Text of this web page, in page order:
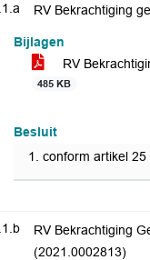
RV Bekrachtiging
Bijlagen
RV
485 KB
Besluit
conform artikel
RV Bekrachtiging
(2021.0002813)